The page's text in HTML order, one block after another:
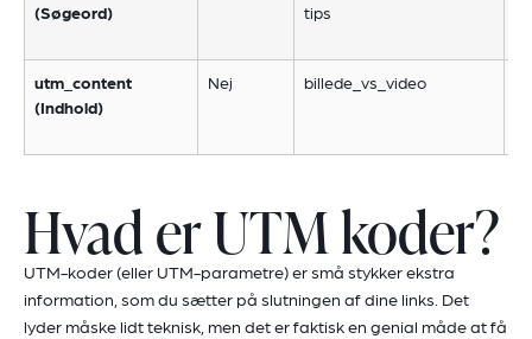
(Søgeord)
tips
utm_content
(Indhold)
Nej billede_vs_video
Hvad er UTM koder?
UTM-koder (eller UTM-parametre) er små stykker ekstra
information, som du sætter på slutningen af dine links. Det
lyder måske lidt teknisk, men det er faktisk en genial måde at få